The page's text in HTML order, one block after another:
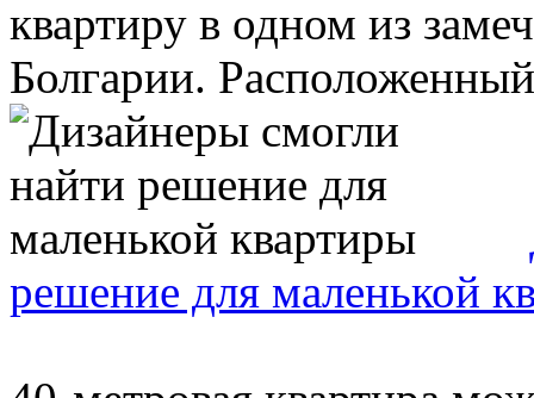
квартиру в одном из
Болгарии.
решение для маленькой